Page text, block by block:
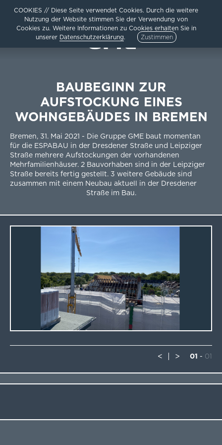
COOKIES // Diese Seite verwendet Cookies. Durch die weitere
Nutzung der Website stimmen Sie der Verwendung von
Cookies zu. Weitere Informationen zu Cookies erhalten Sie in
unserer Datenschutzerklärung. Zustimmen
AKTUELLES
TEAM /
UNTERNEHMEN
KARRIERE
KONTAKT /
IMPRESSUM
BAUBEGINN ZUR
AUFSTOCKUNG EINES
WOHNGEBÄUDES IN BREMEN
Bremen, 31. Mai 2021 - Die Gruppe GME baut momentan
für die ESPABAU in der Dresdener Straße und Leipziger
Straße mehrere Aufstockungen der vorhandenen
Mehrfamilienhäuser. 2 Bauvorhaben sind in der Leipziger
Straße bereits fertig gestellt. 3 weitere Gebäude sind
zusammen mit einem Neubau aktuell in der Dresdener
Straße im Bau.
< > 01 - 01